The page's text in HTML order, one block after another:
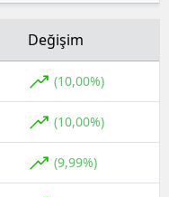
Değişim
(10,00%)
(10,00%)
(9,99%)